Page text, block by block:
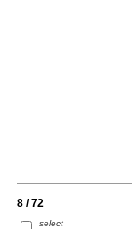
8 / 72
select